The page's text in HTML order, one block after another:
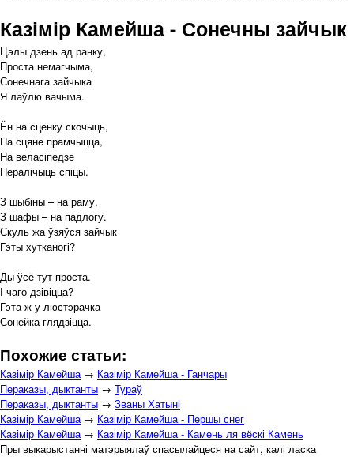
Казімір Камейша - Сонечны зайчык
Цэлы дзень ад ранку,
Проста немагчыма,
Сонечнага зайчыка
Я лаўлю вачыма.
Ён на сценку скочыць,
Па сцяне прамчыцца,
На веласіпедзе
Пералічыць спіцы.
З шыбіны – на раму,
З шафы – на падлогу.
Скуль жа ўзяўся зайчык
Гэты хутканогі?
Ды ўсё тут проста.
І чаго дзівіцца?
Гэта ж у люстэрачка
Сонейка глядзіцца.
Похожие статьи:
Казімір Камейша→ Казімір Камейша - Ганчары
Пераказы, дыктанты → Тураў
Пераказы, дыктанты → Званы Хатыні
Казімір Камейша→ Казімір Камейша - Першы снег
Казімір Камейша→ Казімір Камейша - Камень ля вёскі Камень
Пры выкарыстанні матэрыялаў спасылайцеся на сайт, калі ласка